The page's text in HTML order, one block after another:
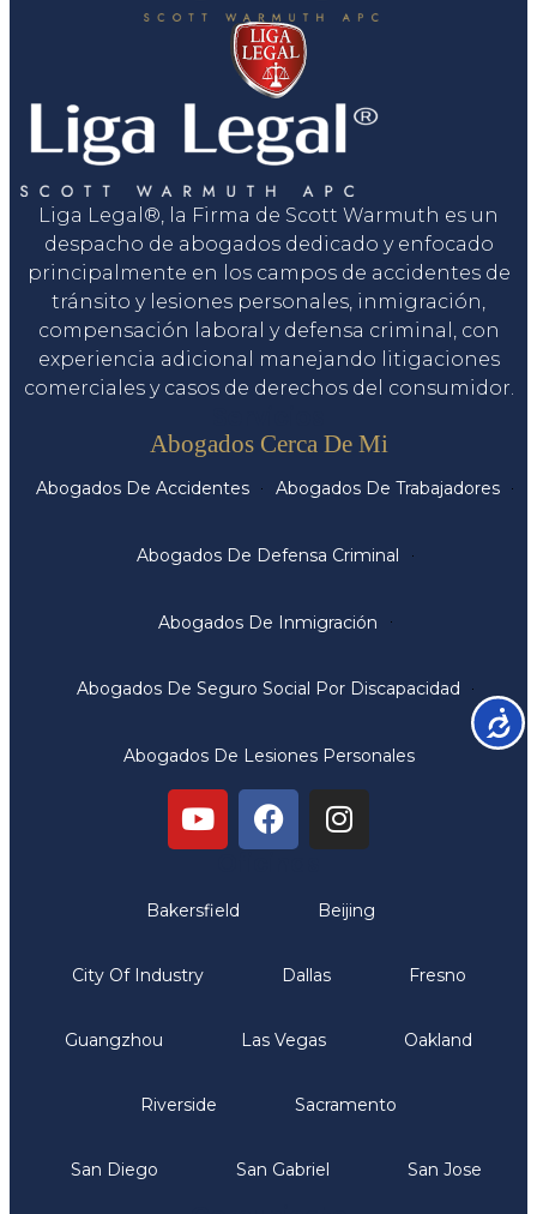
Liga Legal®, la Firma de Scott Warmuth es un
despacho de abogados dedicado y enfocado
principalmente en los campos de accidentes de
tránsito y lesiones personales, inmigración,
compensación laboral y defensa criminal, con
experiencia adicional manejando litigaciones
comerciales y casos de derechos del consumidor.
Abogados Cerca De Mi
Abogados De Accidentes Abogados De Trabajadores
Abogados De Defensa Criminal
Abogados De Inmigración
Abogados De Seguro Social Por Discapacidad
Abogados De Lesiones Personales
Bakersfield Beijing
City Of Industry Dallas Fresno
Guangzhou Las Vegas Oakland
Riverside Sacramento
San Diego San Gabriel San Jose